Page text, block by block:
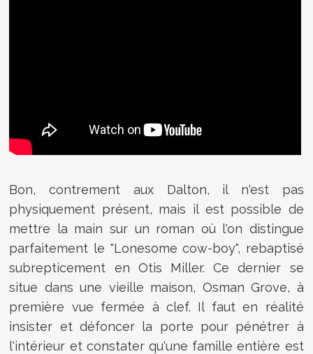
Bon, contrement aux Dalton, il n'est pas
physiquement présent, mais il est possible de
mettre la main sur un roman où l'on distingue
parfaitement le "Lonesome cow-boy", rebaptisé
subrepticement en Otis Miller. Ce dernier se
situe dans une vieille maison, Osman Grove, à
première vue fermée à clef. Il faut en réalité
insister et défoncer la porte pour pénétrer à
l'intérieur et constater qu'une famille entière est